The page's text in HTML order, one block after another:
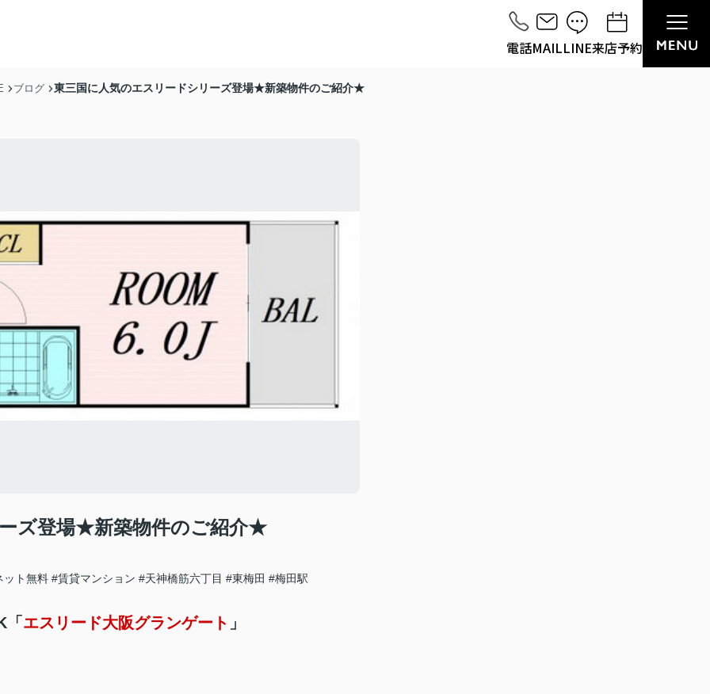
電話MAILLINE来店予約
ブログ 東三国に人気のエスリードシリーズ登場★新築物件のご紹介★
ズ登場★新築物件のご紹介★
ット無料 #賃貸マンション #天神橋筋六丁目 #東梅田 #梅田駅
エスリード大阪グランゲート 」